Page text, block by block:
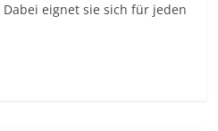
eignet sie sich für jeden